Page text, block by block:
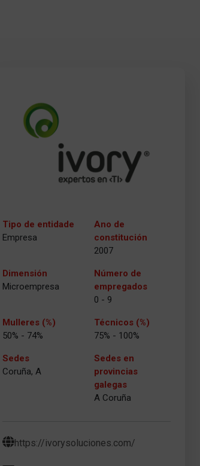
Tipo de entidade
Empresa
Ano de
constitución
2007
Dimensión
Microempresa
Número de
empregados
0 - 9
Mulleres (%)
50% - 74%
Técnicos (%)
75% - 100%
Sedes
Coruña, A
Sedes en
provincias
galegas
A Coruña
https://ivorysoluciones.com/